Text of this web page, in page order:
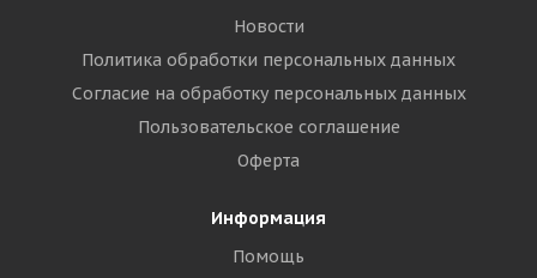
Новости
Политика обработки персональных данных
Согласие на обработку персональных данных
Пользовательское соглашение
Оферта
Информация
Помощь